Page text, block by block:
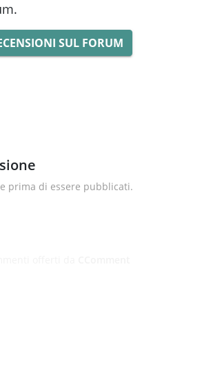
SUL FORUM
prima di essere pubblicati.